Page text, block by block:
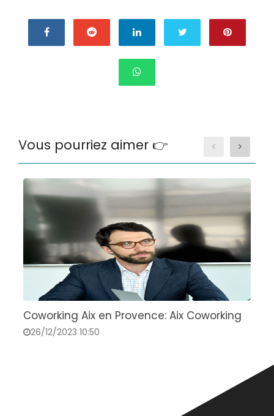
Vous pourriez aimer 👉
Coworking Aix en Provence: Aix Coworking
26/12/2023 10:50